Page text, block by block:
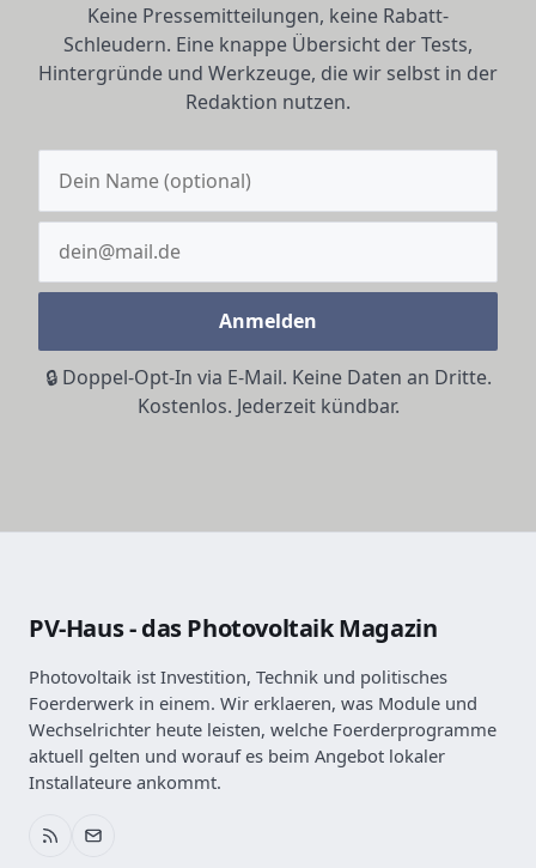
Keine Pressemitteilungen, keine Rabatt-
Schleudern. Eine knappe Übersicht der Tests,
Hintergründe und Werkzeuge, die wir selbst in der
Redaktion nutzen.
Anmelden
🔒 Doppel-Opt-In via E-Mail. Keine Daten an Dritte.
Kostenlos. Jederzeit kündbar.
PV-Haus - das Photovoltaik Magazin
Photovoltaik ist Investition, Technik und politisches
Foerderwerk in einem. Wir erklaeren, was Module und
Wechselrichter heute leisten, welche Foerderprogramme
aktuell gelten und worauf es beim Angebot lokaler
Installateure ankommt.